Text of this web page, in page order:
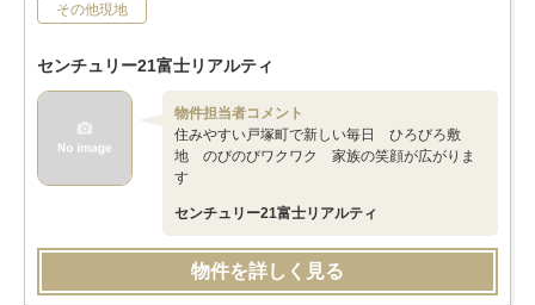
その他現地
センチュリー21富士リアルティ
物件担当者コメント
住みやすい戸塚町で新しい毎日 ひろびろ敷
地 のびのびワクワク 家族の笑顔が広がりま
す
センチュリー21富士リアルティ
物件を詳しく見る